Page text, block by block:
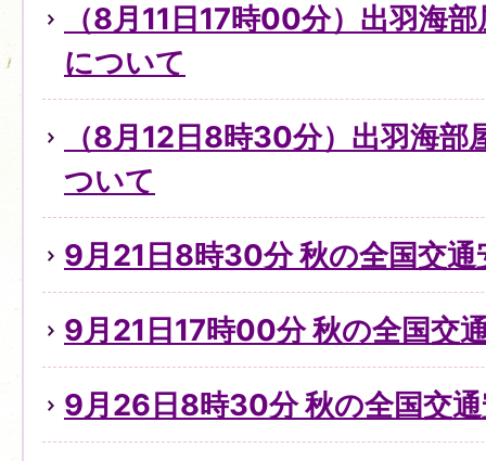
（8月11日17時00分）出羽海
について
（8月12日8時30分）出羽海部
ついて
9月21日8時30分 秋の全国交
9月21日17時00分 秋の全国交
9月26日8時30分 秋の全国交